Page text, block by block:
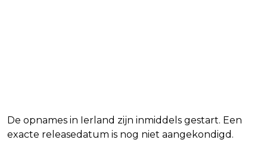
De opnames in Ierland zijn inmiddels gestart. Een
exacte releasedatum is nog niet aangekondigd.